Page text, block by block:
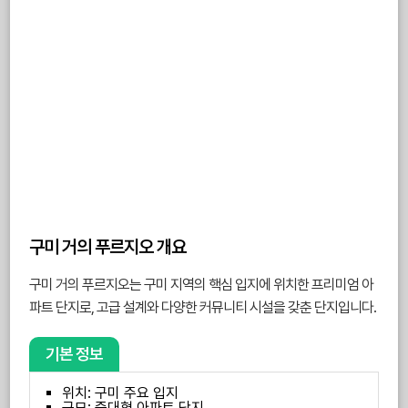
구미 거의 푸르지오 개요
구미 거의 푸르지오는 구미 지역의 핵심 입지에 위치한 프리미엄 아
파트 단지로, 고급 설계와 다양한 커뮤니티 시설을 갖춘 단지입니다.
기본 정보
위치: 구미 주요 입지